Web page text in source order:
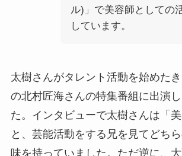
ル)」で美容師としての
しています。
太樹さんがタレント活動を始めた
の北村匠海さんの特集番組に出演
た。インタビューで太樹さんは「
と、芸能活動をする兄を見てどち
味を持っていました。ただ逆に、